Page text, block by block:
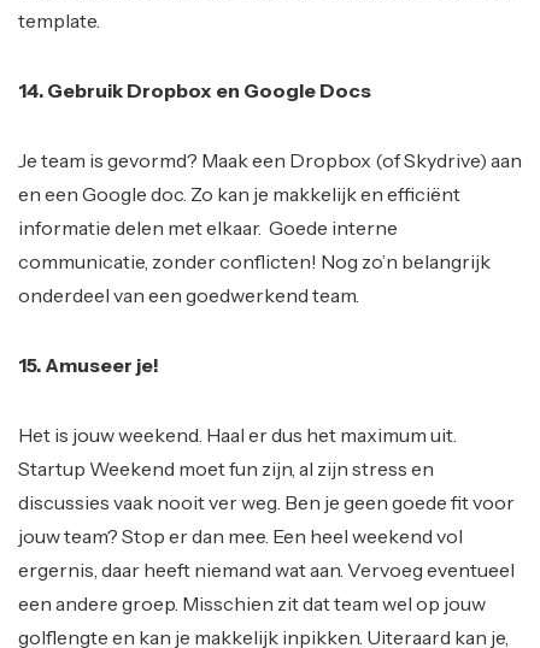
template.
14. Gebruik Dropbox en Google Docs
Je team is gevormd? Maak een Dropbox (of Skydrive) aan
en een Google doc. Zo kan je makkelijk en efficiënt
informatie delen met elkaar. Goede interne
communicatie, zonder conflicten! Nog zo’n belangrijk
onderdeel van een goedwerkend team.
15. Amuseer je!
Het is jouw weekend. Haal er dus het maximum uit.
Startup Weekend moet fun zijn, al zijn stress en
discussies vaak nooit ver weg. Ben je geen goede fit voor
jouw team? Stop er dan mee. Een heel weekend vol
ergernis, daar heeft niemand wat aan. Vervoeg eventueel
een andere groep. Misschien zit dat team wel op jouw
golflengte en kan je makkelijk inpikken. Uiteraard kan je,